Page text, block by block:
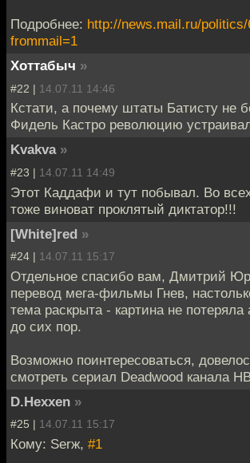
Подробнее: http://news.mail.ru/politics/
frommail=1
Хоттабыч »
#22 | 14.07.11 14:46
Кстати, а почему штаты Батисту не
Фидель Кастро революцию
Kvakva »
#23 | 14.07.11 14:49
Этот Каддафи и тут побывал. Во
тоже виноват проклятый диктатор!!!
[White]red »
#24 | 14.07.11 15:17
Отдельное спасибо вам, Дмитрий
перевод мега-фильмы Гнев,
тема раскрыта - картина не потеряла
до сих пор.
Возможно поинтересоваться,
смотреть сериал Deadwood канала
D.Hexxen »
#25 | 14.07.11 15:17
Кому: Serж, #1